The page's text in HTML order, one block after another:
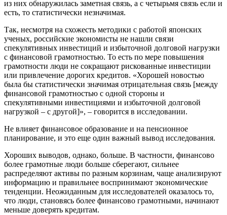
из них обнаружилась заметная связь, а с четырьмя связь если и
есть, то статистически незначимая.
Так, несмотря на схожесть методики с работой японских
ученых, российские экономисты не нашли связи
спекулятивных инвестиций и избыточной долговой нагрузки
с финансовой грамотностью. То есть по мере повышения
грамотности люди не сокращают рискованные инвестиции
или привлечение дорогих кредитов. «Хорошей новостью
была бы статистически значимая отрицательная связь [между
финансовой грамотностью с одной стороны и
спекулятивными инвестициями и избыточной долговой
нагрузкой – с другой]», – говорится в исследовании.
Не влияет финансовое образование и на пенсионное
планирование, и это еще один важный вывод исследования.
Хороших выводов, однако, больше. В частности, финансово
более грамотные люди больше сберегают, сильнее
распределяют активы по разным корзинам, чаще анализируют
информацию и правильнее воспринимают экономические
тенденции. Неожиданным для исследователей оказалось то,
что люди, становясь более финансово грамотными, начинают
меньше доверять кредитам.